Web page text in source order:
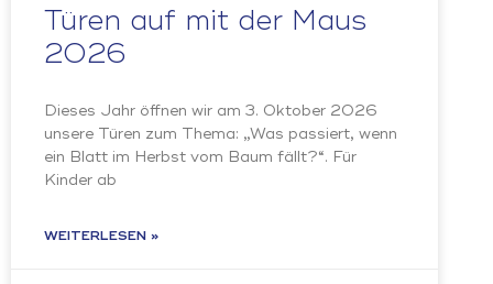
Türen auf mit der Maus
2026
Dieses Jahr öffnen wir am 3. Oktober 2026
unsere Türen zum Thema: „Was passiert, wenn
ein Blatt im Herbst vom Baum fällt?“. Für
Kinder ab
WEITERLESEN »